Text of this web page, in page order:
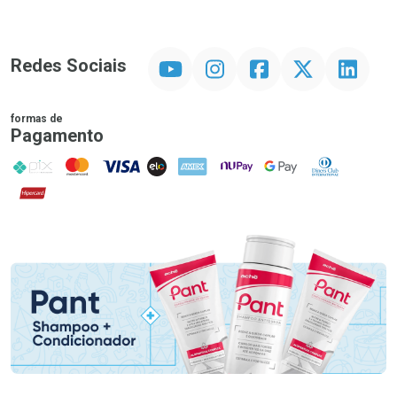
Redes Sociais InstagramFacebookTwitter Linkedin
formas de
Pagamento
PIX MasterCard
VISA ELO AMEX NuPay Google PayDiners Club
Hipercard
Promoção em Destaque